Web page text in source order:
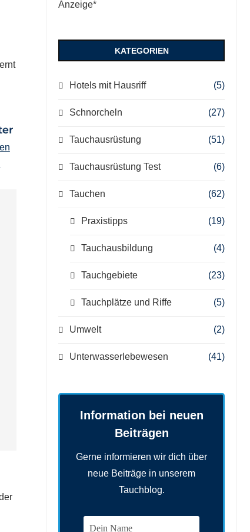
Anzeige*
KATEGORIEN
Hotels mit Hausriff (5)
Schnorcheln (27)
Tauchausrüstung (51)
Tauchausrüstung Test (6)
Tauchen (62)
Praxistipps (19)
Tauchausbildung (4)
Tauchgebiete (23)
Tauchplätze und Riffe (5)
Umwelt (2)
Unterwasserlebewesen (41)
Information bei neuen
Beiträgen
Gerne informieren wir dich über
neue Beiträge in unserem
Tauchblog.